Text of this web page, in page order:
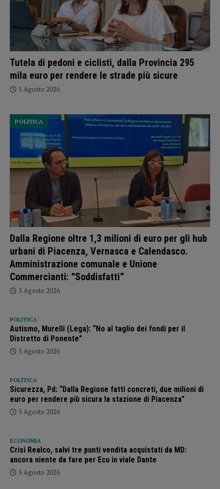
Tutela di pedoni e ciclisti, dalla Provincia 295
mila euro per rendere le strade più sicure
5 Agosto 2026
Dalla Regione oltre 1,3 milioni di euro per gli hub
urbani di Piacenza, Vernasca e Calendasco.
Amministrazione comunale e Unione
Commercianti: “Soddisfatti”
POLITICA
5 Agosto 2026
POLITICA
Autismo, Murelli (Lega): “No al taglio dei fondi per il
Distretto di Ponente”
5 Agosto 2026
POLITICA
Sicurezza, Pd: “Dalla Regione fatti concreti, due milioni di
euro per rendere più sicura la stazione di Piacenza”
5 Agosto 2026
ECONOMIA
Crisi Realco, salvi tre punti vendita acquistati da MD:
ancora niente da fare per Ecu in viale Dante
5 Agosto 2026